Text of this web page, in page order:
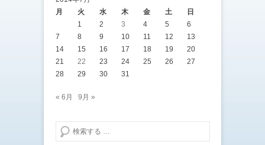
月
火 水 木 金 土
日
1
2 3 4 5
6
7
8 9 10 11 12
13
14
15 16 17 18 19
20
21
22 23 24 25 26
27
28
29 30 31
« 6月 9月 »
検索する